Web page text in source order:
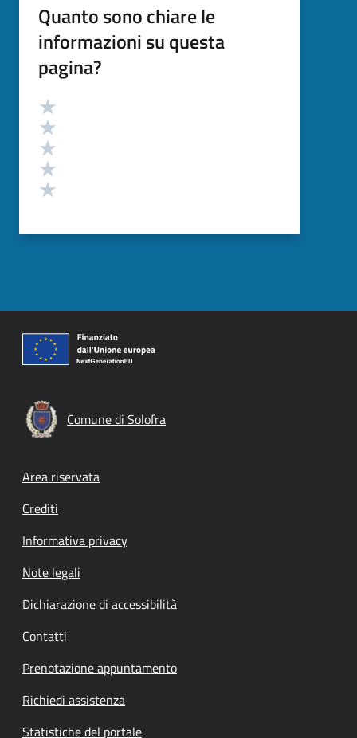
Quanto sono chiare le
informazioni su questa
pagina?
Valutazione
Comune di Solofra
Footer menu
Area riservata
Crediti
Informativa privacy
Note legali
Dichiarazione di accessibilità
Contatti
Prenotazione appuntamento
Richiedi assistenza
Statistiche del portale